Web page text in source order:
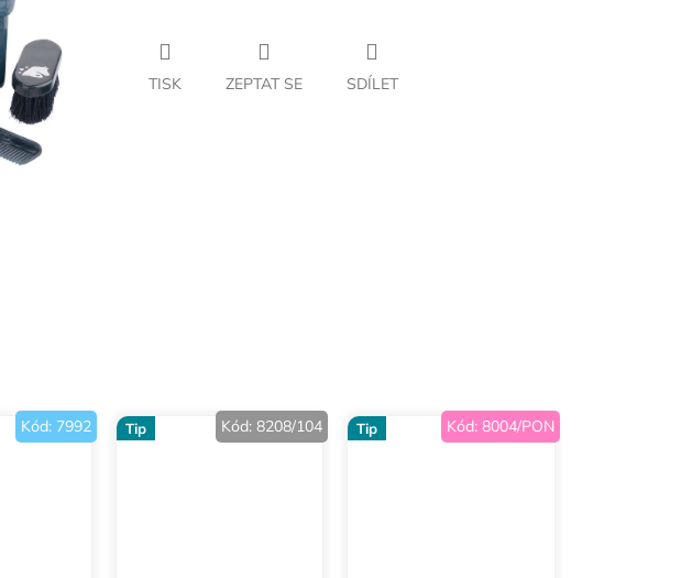
TISK ZEPTAT SE SDÍLET
Kód: 7992 Tip Kód:8208/104 Tip Kód: 8004/PON